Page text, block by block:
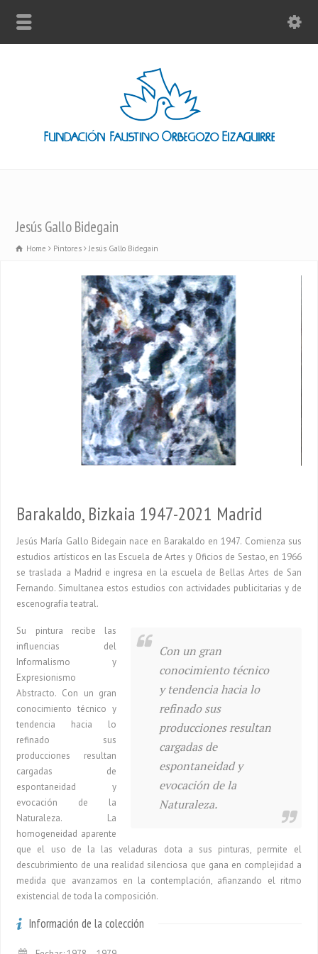
Jesús Gallo Bidegain
Home Pintores Jesús Gallo Bidegain
Barakaldo, Bizkaia 1947-2021 Madrid
Jesús María Gallo Bidegain nace en Barakaldo en 1947. Comienza sus
estudios artísticos en las Escuela de Artes y Oficios de Sestao, en 1966
se traslada a Madrid e ingresa en la escuela de Bellas Artes de San
Fernando. Simultanea estos estudios con actividades publicitarias y de
escenografía teatral.
Con un gran
conocimiento técnico
y tendencia hacia lo
refinado sus
producciones resultan
cargadas de
espontaneidad y
evocación de la
Naturaleza.
Su pintura recibe las
influencias del
Informalismo y
Expresionismo
Abstracto. Con un gran
conocimiento técnico y
tendencia hacia lo
refinado sus
producciones resultan
cargadas de
espontaneidad y
evocación de la
Naturaleza. La
homogeneidad aparente
que el uso de la las veladuras dota a sus pinturas, permite el
descubrimiento de una realidad silenciosa que gana en complejidad a
medida que avanzamos en la contemplación, afianzando el ritmo
existencial de toda la composición.
Información de la colección